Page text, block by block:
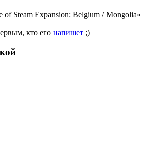
Steam Expansion: Belgium / Mongolia»
кто его напишет ;)